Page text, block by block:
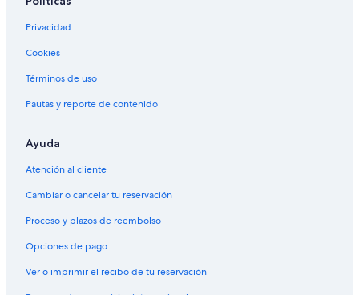
Privacidad
Cookies
Términos de uso
Pautas y reporte de contenido
Ayuda
Atención al cliente
Cambiar o cancelar tu reservación
Proceso y plazos de reembolso
Opciones de pago
Ver o imprimir el recibo de tu reservación